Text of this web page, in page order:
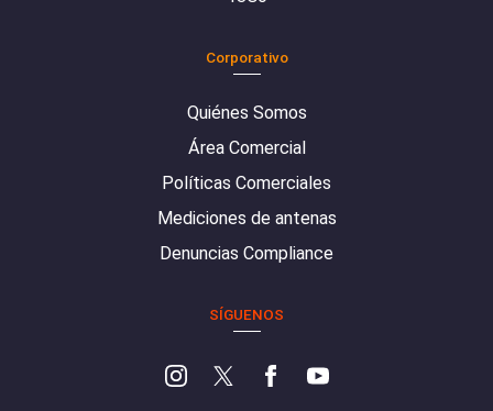
Corporativo
Quiénes Somos
Área Comercial
Políticas Comerciales
Mediciones de antenas
Denuncias Compliance
SÍGUENOS